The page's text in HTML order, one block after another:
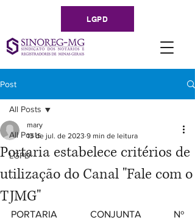
LGPD
Post
All Posts
LGPD
All Posts
Portaria estabelece critérios de
utilização do Canal "Fale com o
TJMG"
mary
13 de jul. de 2023 9 min de leitura
PORTARIA CONJUNTA Nº